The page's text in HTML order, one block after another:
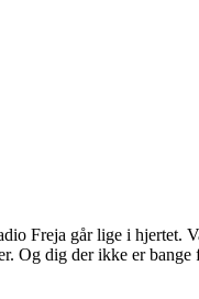
Freja går lige i hjertet.
Og dig der ikke er